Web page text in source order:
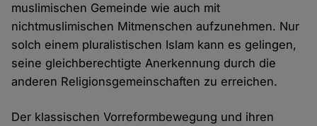
muslimischen Gemeinde wie auch mit
nichtmuslimischen Mitmenschen aufzunehmen. Nur
solch einem pluralistischen Islam kann es gelingen,
seine gleichberechtigte Anerkennung durch die
anderen Religionsgemeinschaften zu erreichen.
Der klassischen Vorreformbewegung und ihren